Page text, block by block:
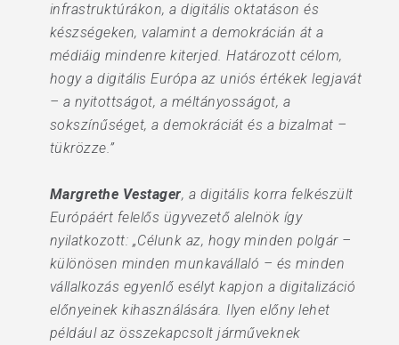
infrastruktúrákon, a digitális oktatáson és
készségeken, valamint a demokrácián át a
médiáig mindenre kiterjed. Határozott célom,
hogy a digitális Európa az uniós értékek legjavát
– a nyitottságot, a méltányosságot, a
sokszínűséget, a demokráciát és a bizalmat –
tükrözze.”
Margrethe Vestager, a digitális korra felkészült
Európáért felelős ügyvezető alelnök így
nyilatkozott: „Célunk az, hogy minden polgár –
különösen minden munkavállaló – és minden
vállalkozás egyenlő esélyt kapjon a digitalizáció
előnyeinek kihasználására. Ilyen előny lehet
például az összekapcsolt járműveknek